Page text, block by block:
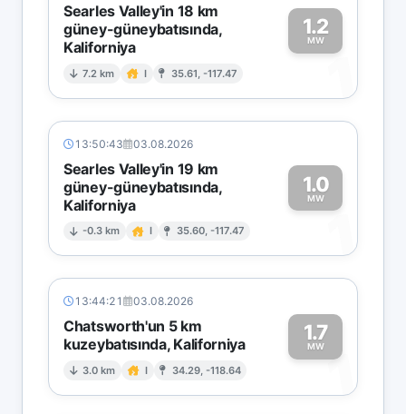
Searles Valley'in 18 km
güney-güneybatısında,
Kaliforniya
7.2 km I 35.61, -117.47
1.2
MW
1
13:50:43 03.08.2026
Searles Valley'in 19 km
güney-güneybatısında,
Kaliforniya
-0.3 km I 35.60, -117.47
1.0
MW
1
13:44:21 03.08.2026
Chatsworth'un 5 km
kuzeybatısında, Kaliforniya
3.0 km I 34.29, -118.64
1.7
MW1